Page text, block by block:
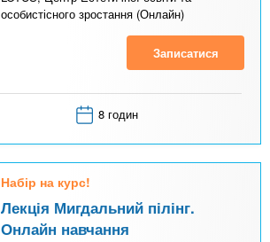
особистісного зростання (Онлайн)
Записатися
8 годин
Набір на курс!
Лекція Мигдальний пілінг.
Онлайн навчання